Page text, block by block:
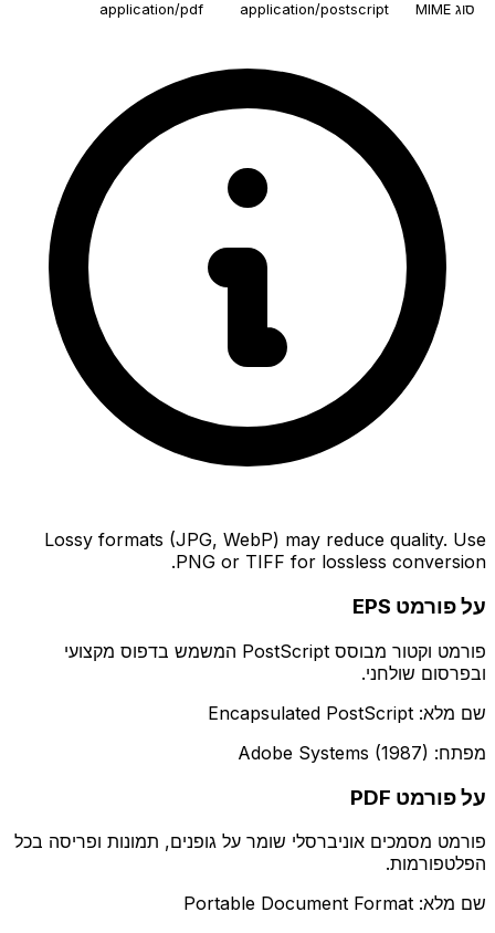
סוג MIME application/postscript
application/pdf
Lossy formats (JPG, WebP) may reduce quality. Use
PNG or TIFF for lossless conversion.
על פורמט EPS
פורמט וקטור מבוסס PostScript המשמש בדפוס מקצועי
ובפרסום שולחני.
שם מלא: Encapsulated PostScript
מפתח: Adobe Systems (1987)
על פורמט PDF
פורמט מסמכים אוניברסלי שומר על גופנים, תמונות ופריסה בכל
הפלטפורמות.
שם מלא: Portable Document Format